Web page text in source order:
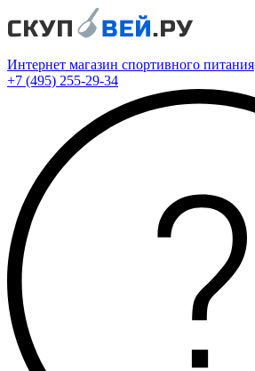
Интернет магазин спортивного питания
+7 (495) 255-29-34